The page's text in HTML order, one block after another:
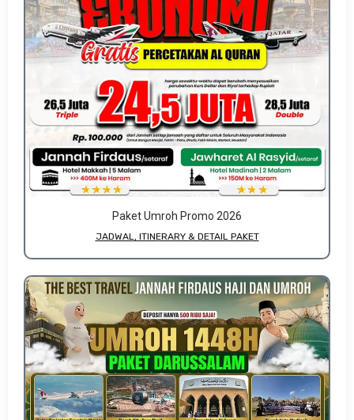
Paket Umroh Promo 2026
JADWAL, ITINERARY & DETAIL PAKET